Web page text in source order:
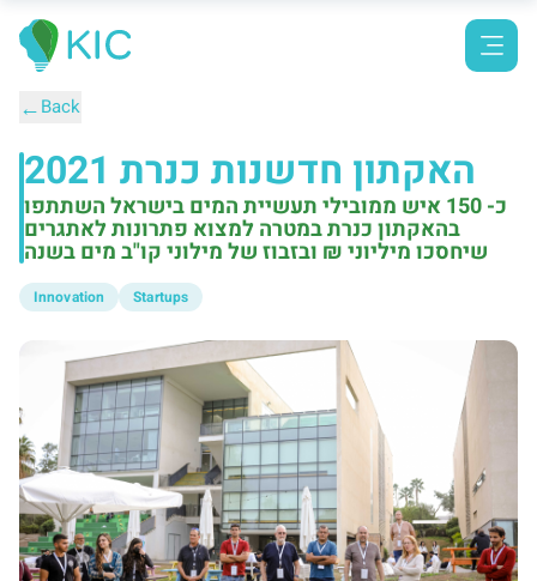
←Back
האקתון חדשנות כנרת 2021
כ- 150 איש ממובילי תעשיית המים בישראל השתתפו
בהאקתון כנרת במטרה למצוא פתרונות לאתגרים
שיחסכו מיליוני ₪ ובזבוז של מילוני קו"ב מים בשנה
Innovation Startups